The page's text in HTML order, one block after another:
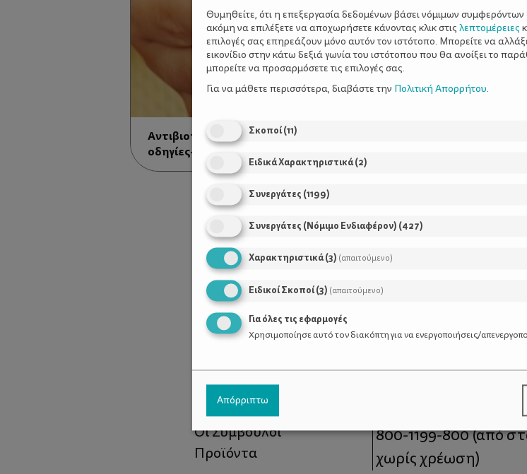
Αντιβιοτικά: Πάντα με συνταγή-και τις
οδηγίες- παιδιάτρου
Χρήσιμοι Σύνδεσμοι
Τι είναι το ΔΕΛΤΑ moms
Οι Σύμβουλοι
Προϊόντα
Τηλέφωνο
800-1199-800(από
χωρίς χρέωση)
Θυμηθείτε, ότι η επεξεργασία δεδομένων βάσει νόμιμων συμφερόντων
ακόμη να επιλέξετε να αποχωρήσετε κάνοντας κλικ στις λεπτομέρειες
επιλογές σας επηρεάζουν μόνο αυτόν τον ιστότοπο. Μπορείτε να
εικονίδιο στην κάτω δεξιά γωνία του ιστότοπου που θα ανοίξει το
μπορείτε να προσαρμόσετε τις επιλογές σας.
Για να μάθετε περισσότερα, διαβάστε την Πολιτική Απορρήτου.
Σκοποί(11)
Ειδικά Χαρακτηριστικά(2)
Συνεργάτες (1199)
Συνεργάτες (Νόμιμο Ενδιαφέρον) (427)
Χαρακτηριστικά(3) (απαιτούμενο)
Ειδικοί Σκοποί(3) (απαιτούμενο)
Για όλες τις εφαρμογές
Χρησιμοποίησε αυτό τον διακόπτη για να ενεργοποιήσεις/
Απόρριπτω